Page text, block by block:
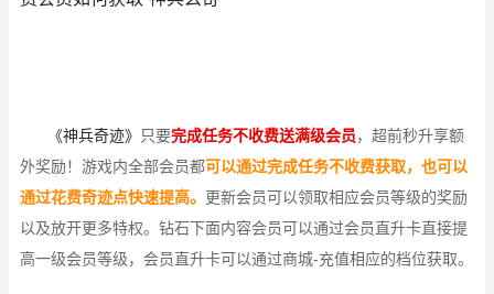
《神兵奇迹》 只要完成任务不收费送满级会员，超前秒升享额
外奖励！游戏内全部会员都可以通过完成任务不收费获取，也可以
通过花费奇迹点快速提高。 更新会员可以领取相应会员等级的奖励
以及放开更多特权。钻石下面内容会员可以通过会员直升卡直接提
高一级会员等级，会员直升卡可以通过商城-充值相应的档位获取。